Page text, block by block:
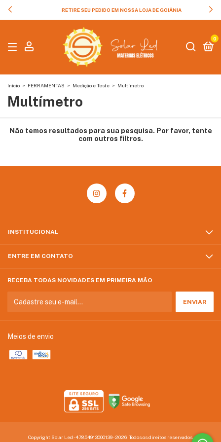
RETIRE SEU PEDIDO EM NOSSA LOJA DE GOIÂNIA
0
Início > FERRAMENTAS > Medição e Teste > Multímetro
Multímetro
Não temos resultados para sua pesquisa. Por favor, tente
com outros filtros.
INSTITUCIONAL
ENTRE EM CONTATO
RECEBA TODAS NOVIDADES EM PRIMEIRA MÃO
Meios de envio
Copyright Solar Led - 47854913000139 - 2026. Todos os direitos reservados.